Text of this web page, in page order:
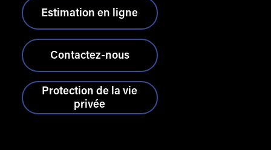
Estimation en ligne
Contactez-nous
Protection de la vie
privée